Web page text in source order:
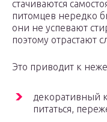
стачиваются
питомцев нередко
они не успевают
поэтому отрастают
Это приводит к
декоративный
питаться,